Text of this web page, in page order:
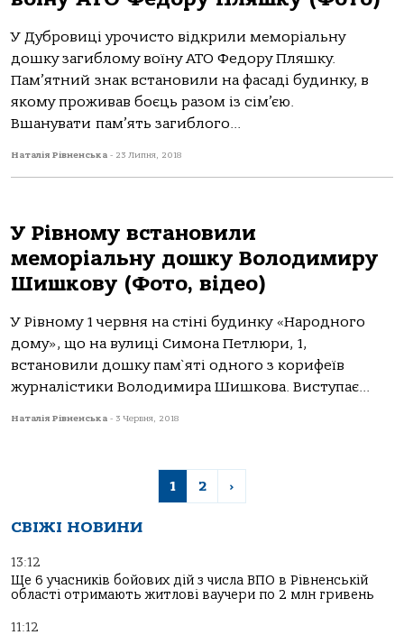
У Дубровиці урочисто відкрили меморіальну
дошку загиблому воїну АТО Федору Пляшку.
Пам’ятний знак встановили на фасаді будинку, в
якому проживав боєць разом із сім’єю.
Вшанувати пам’ять загиблого...
Наталія Рівненська - 23 Липня, 2018
У Рівному встановили
меморіальну дошку Володимиру
Шишкову (Фото, відео)
У Рівному 1 червня на стіні будинку «Народного
дому», що на вулиці Симона Петлюри, 1,
встановили дошку пам`яті одного з корифеїв
журналістики Володимира Шишкова. Виступає...
Наталія Рівненська - 3 Червня, 2018
1 2 ›
СВІЖІ НОВИНИ
13:12
Ще 6 учасників бойових дій з числа ВПО в Рівненській
області отримають житлові ваучери по 2 млн гривень
11:12